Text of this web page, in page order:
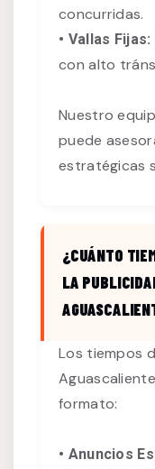
concurridas.
• Vallas Fijas:
con alto
Nuestro
puede
estratégicas
¿CUÁNTO
LA
Los tiempos
formato:
• Anuncios